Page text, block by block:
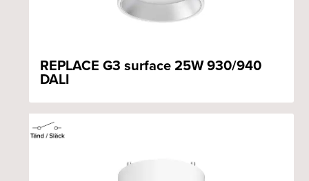
REPLACE G3 surface 25W 930/940
DALI